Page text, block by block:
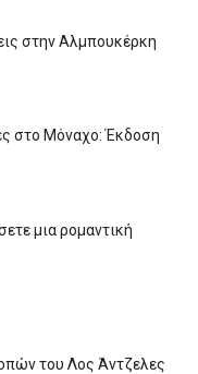
στην Αλμπουκέρκη
στο Μόναχο: Έκδοση
μια ρομαντική
του Λος Άντζελες